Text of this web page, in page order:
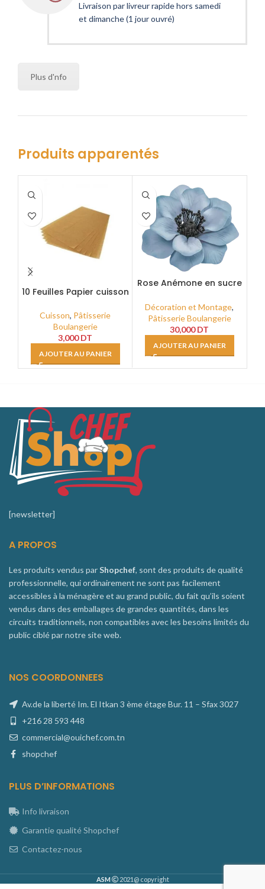
Livraison par livreur rapide hors samedi
et dimanche (1 jour ouvré)
Plus d'nfo
Produits apparentés
10 Feuilles Papier cuisson
Cuisson, Pâtisserie
Boulangerie
3,000DT
AJOUTER AU PANIER
Rose Anémone en sucre
Décoration et Montage,
Pâtisserie Boulangerie
30,000DT
AJOUTER AU PANIER
[newsletter]
A PROPOS
Les produits vendus parShopchef, sont des produits de qualité
professionnelle, qui ordinairement ne sont pas facilement
accessibles à la ménagère et au grand public, du fait qu’ils soient
vendus dans des emballages de grandes quantités, dans les
circuits traditionnels, non compatibles avec les besoins limités du
public ciblé par notre site web.
NOS COORDONNEES
Av.de la liberté Im. El Itkan 3 ème étage Bur. 11 – Sfax 3027
+216 28 593 448
commercial@ouichef.com.tn
shopchef
PLUS D’INFORMATIONS
Info livraison
Garantie qualité Shopchef
Contactez-nous
ASM 2021@ copyright